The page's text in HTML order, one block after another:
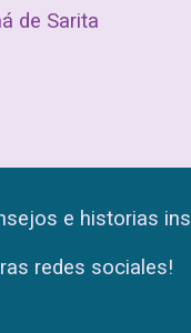
de Sarita
e historias
redes sociales!